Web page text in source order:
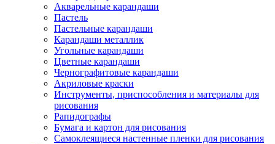
Акварельные карандаши
Пастель
Пастельные карандаши
Карандаши металлик
Угольные карандаши
Цветные карандаши
Чернографитовые карандаши
Акриловые краски
Инструменты, приспособления и материалы для
рисования
Рапидографы
Бумага и картон для рисования
Самоклеящиеся настенные пленки для рисования